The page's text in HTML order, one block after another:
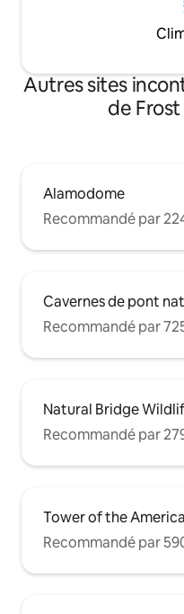
Autres sites
de
Alamodome
Recommandé par
Cavernes de pont
Recommandé par
Natural Bridge
Recommandé par
Tower of the
Recommandé par